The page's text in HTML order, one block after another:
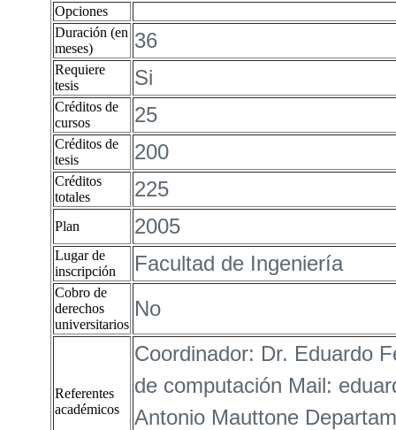
Opciones
Duración (en
meses)
36
Requiere
tesis
Si
Créditos de
cursos
25
Créditos de
tesis
200
Créditos
totales
225
Plan 2005
Lugar de
inscripción
Facultad de Ingeniería
Cobro de
derechos
universitarios
No
Referentes
académicos
Coordinador: Dr. Eduardo
de computación Mail:
Antonio Mauttone